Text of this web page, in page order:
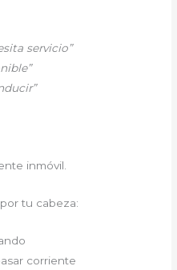
servicio”
inmóvil.
tu cabeza:
corriente